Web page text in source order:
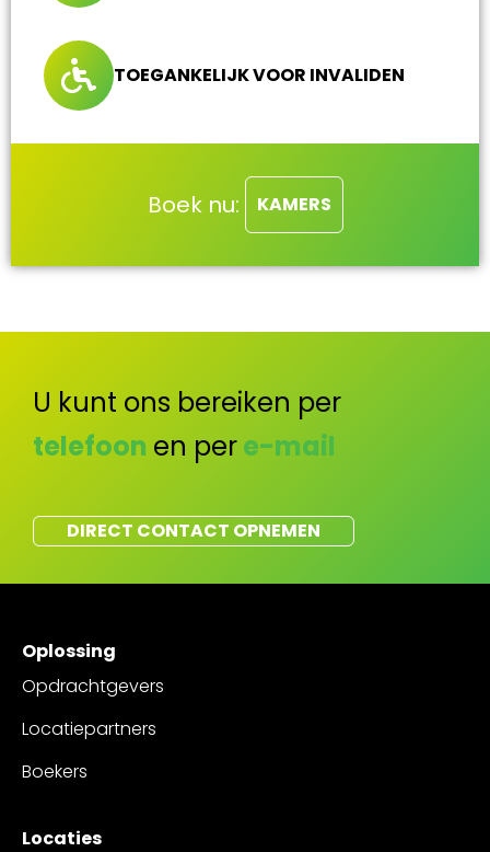
TOEGANKELIJK VOOR INVALIDEN
Boek nu: KAMERS
U kunt ons bereiken per
telefoon en pere-mail
DIRECT CONTACT OPNEMEN
Oplossing
Opdrachtgevers
Locatiepartners
Boekers
Locaties